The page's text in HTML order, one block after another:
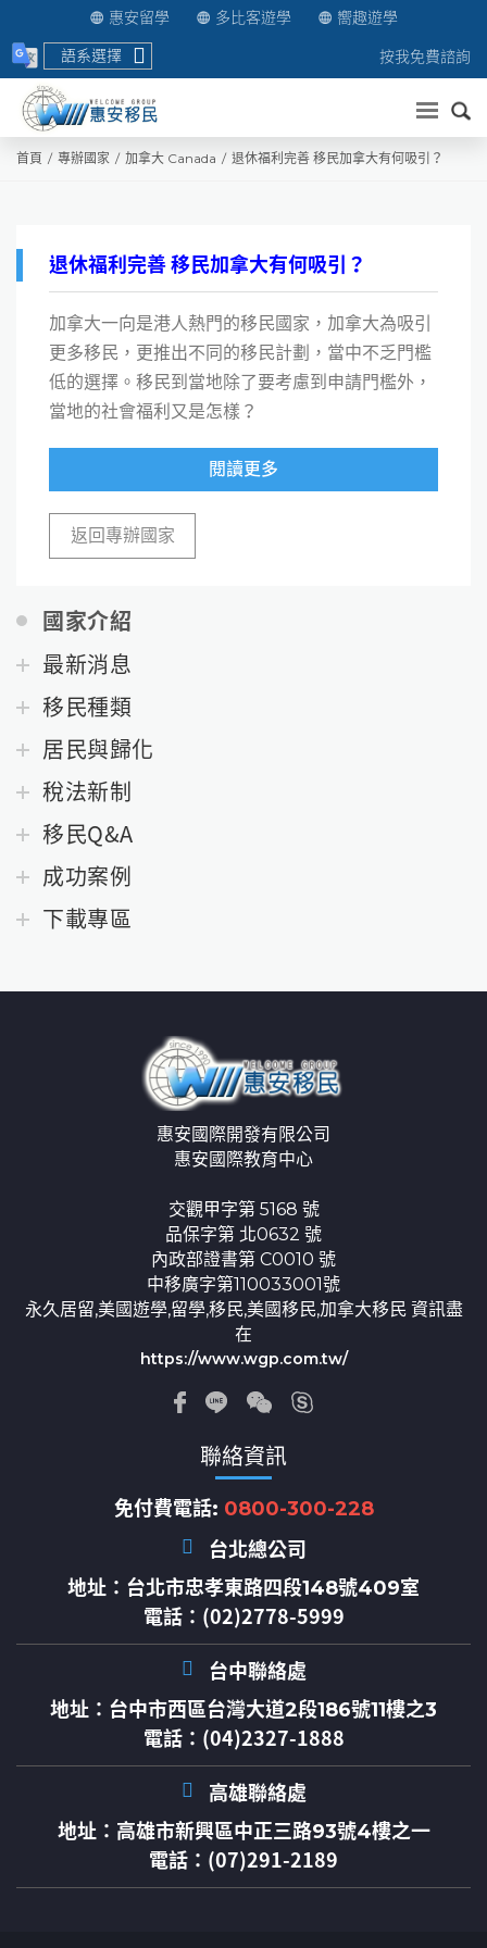
惠安留學 多比客遊學
嚮趣遊學
語系選擇
按我免費諮詢
送出
首頁 專辦國家 加拿大 Canada 退休福利完善 移民加拿大有何吸引？
國家介紹
最新消息
移民種類
居民與歸化
稅法新制
移民Q&A
成功案例
下載專區
退休福利完善 移民加拿大有何吸引？
加拿大一向是港人熱門的移民國家，加拿大為吸引
更多移民，更推出不同的移民計劃，當中不乏門檻
低的選擇。移民到當地除了要考慮到申請門檻外，
當地的社會福利又是怎樣？
閱讀更多
返回專辦國家
惠安國際開發有限公司
惠安國際教育中心
交觀甲字第 5168 號
品保字第 北0632 號
內政部證書第 C0010 號
中移廣字第110033001號
永久居留,美國遊學,留學,移民,美國移民,加拿大移民 資訊盡
在
https://www.wgp.com.tw/
聯絡資訊
免付費電話: 0800-300-228
台北總公司
地址： 台北市忠孝東路四段148號409室
電話：(02)2778-5999
台中聯絡處
地址： 台中市西區台灣大道2段186號11樓之3
電話：(04)2327-1888
高雄聯絡處
地址： 高雄市新興區中正三路93號4樓之一
電話：(07)291-2189